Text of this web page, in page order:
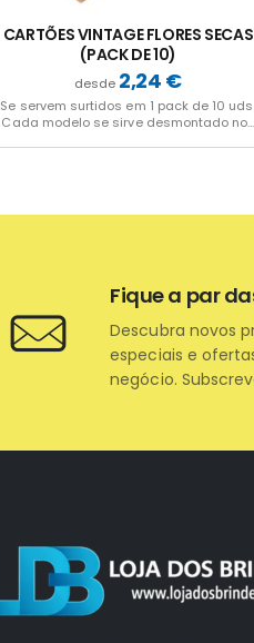
CHAPEU de GRADUADO INFANTIL
"LAUREATO"
2,09 €
Birrete disponivel em tamanho infantil
10527) e adulto (ref. 10528)
Fique a par
Descubra novos
especiais e
negócio.